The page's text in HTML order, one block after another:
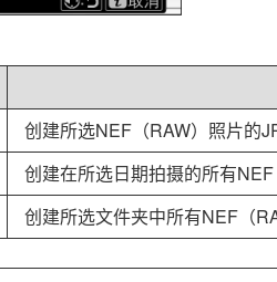
创建所选NEF（RAW）照片的
创建在所选日期拍摄的所有NEF
创建所选文件夹中所有NEF（